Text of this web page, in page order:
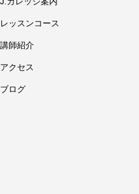
レッスンコース
講師紹介
アクセス
ブログ